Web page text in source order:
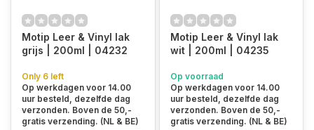
Motip Leer & Vinyl lak
grijs | 200ml | 04232
Only 6 left
Op werkdagen voor 14.00
uur besteld, dezelfde dag
verzonden. Boven de 50,-
gratis verzending. (NL & BE)
Motip Leer & Vinyl lak
wit | 200ml | 04235
Op voorraad
Op werkdagen voor 14.00
uur besteld, dezelfde dag
verzonden. Boven de 50,-
gratis verzending. (NL & BE)